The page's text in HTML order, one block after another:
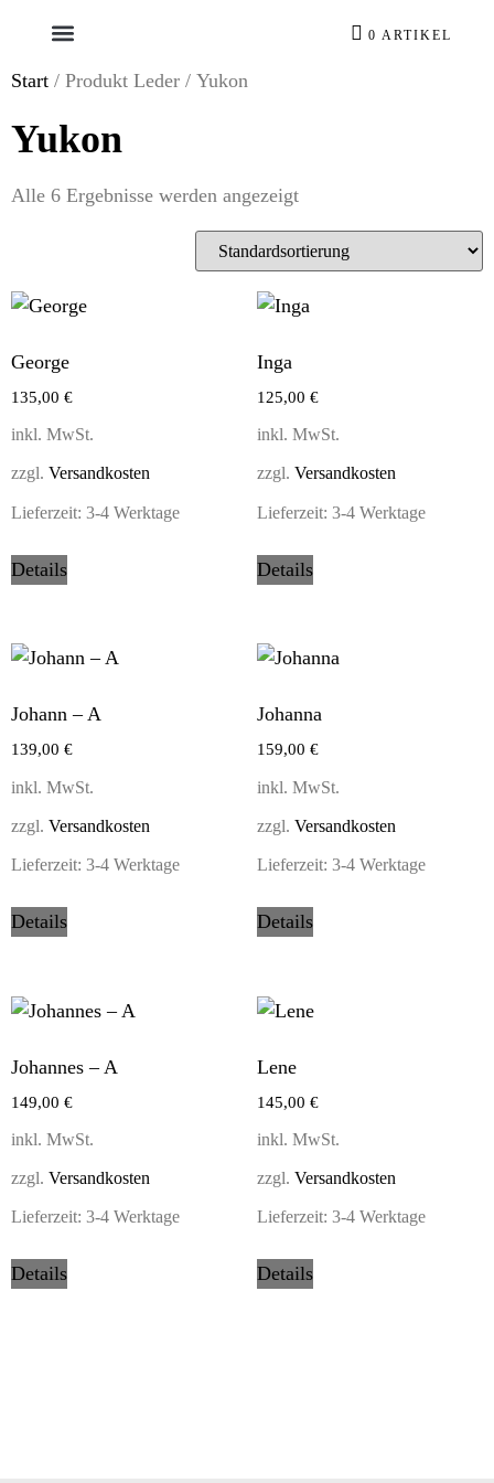
0 ARTIKEL
Start / Produkt Leder / Yukon
Yukon
Alle 6 Ergebnisse werden angezeigt
George
135,00 €
inkl. MwSt.
zzgl. Versandkosten
Lieferzeit: 3-4 Werktage
Details
Inga
125,00 €
inkl. MwSt.
zzgl. Versandkosten
Lieferzeit: 3-4 Werktage
Details
Johann – A
139,00 €
inkl. MwSt.
zzgl. Versandkosten
Lieferzeit: 3-4 Werktage
Details
Johanna
159,00 €
inkl. MwSt.
zzgl. Versandkosten
Lieferzeit: 3-4 Werktage
Details
Johannes – A
149,00 €
inkl. MwSt.
zzgl. Versandkosten
Lieferzeit: 3-4 Werktage
Details
Lene
145,00 €
inkl. MwSt.
zzgl. Versandkosten
Lieferzeit: 3-4 Werktage
Details